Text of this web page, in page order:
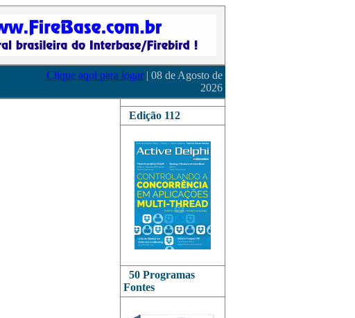
Clique aqui para logar | 08 de Agosto de
2026
Edição 112
50 Programas
Fontes